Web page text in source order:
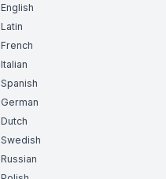
English
Latin
French
Italian
Spanish
German
Dutch
Swedish
Russian